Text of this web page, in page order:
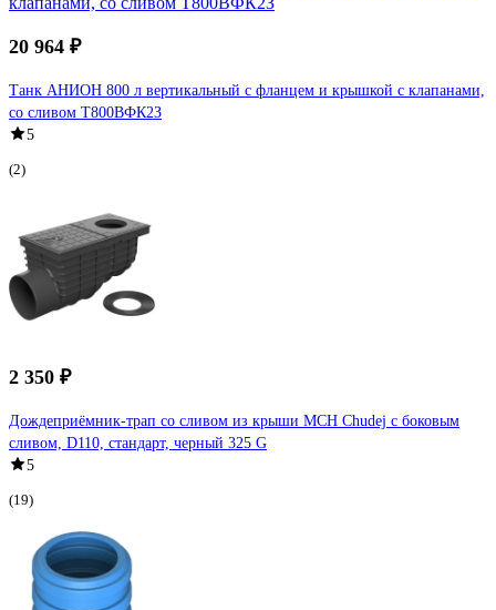
20 964 ₽
Танк АНИОН 800 л вертикальный с фланцем и крышкой с клапанами,
со сливом Т800ВФК2З
5
(2)
2 350 ₽
Дождеприёмник-трап со сливом из крыши MCH Chudej с боковым
сливом, D110, стандарт, черный 325 G
5
(19)